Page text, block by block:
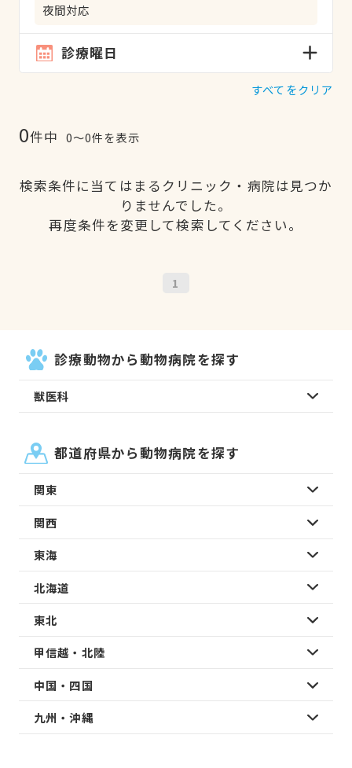
夜間対応
診療曜日
すべてをクリア
0件中 0〜0件を表示
検索条件に当てはまるクリニック・病院は見つか
りませんでした。
再度条件を変更して検索してください。
1
診療動物から動物病院を探す
獣医科
都道府県から動物病院を探す
関東
関西
東海
北海道
東北
甲信越・北陸
中国・四国
九州・沖縄